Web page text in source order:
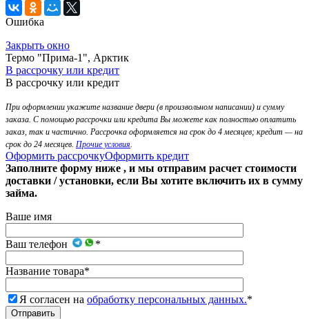
Ошибка
Закрыть окно
Термо "Прима-1", Арктик
В рассрочку или кредит
В рассрочку или кредит
При оформлении укажите название двери (в произвольном написании) и сумму
заказа. С помощью рассрочки или кредита Вы можете как полностью оплатить
заказ, так и частично. Рассрочка оформляется на срок до 4 месяцев; кредит — на
срок до 24 месяцев. Прочие условия.
Оформить рассрочкуОформить кредит
Заполните форму ниже , и мы отправим расчет стоимости
доставки / установки, если Вы хотите включить их в сумму
займа.
Ваше имя
Ваш телефон *
Название товара*
Я согласен на обработку персональных данных.*